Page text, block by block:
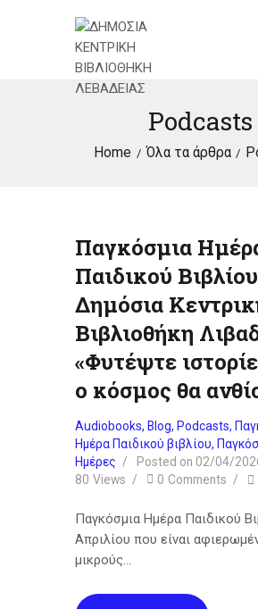
Podcasts
Home Όλα τα άρθρα
Παγκόσμια
Παιδικού
Δημόσια
Βιβλιοθήκη
«Φυτέψτε
ο κόσμος θα
Audiobooks, Blog, Podcasts,
Ημέρα Παιδικού βιβλίου,
Ημέρες
Posted on 02/04/
80 Views 0 Comments
Παγκόσμια Ημέρα Παιδικού
Απριλίου που είναι
μικρούς…